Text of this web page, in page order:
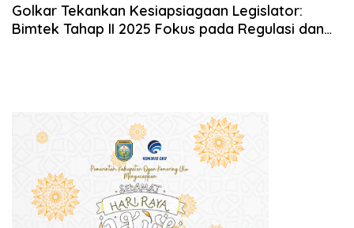
Golkar Tekankan Kesiapsiagaan Legislator:
Bimtek Tahap II 2025 Fokus pada Regulasi dan